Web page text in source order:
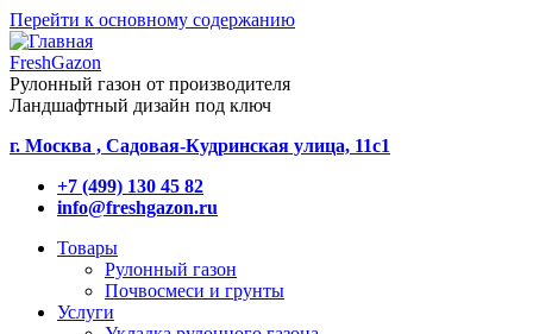
Перейти к основному содержанию
FreshGazon
Рулонный газон от производителя
Ландшафтный дизайн под ключ
г. Москва , Садовая-Кудринская улица, 11с1
+7 (499) 130 45 82
info@freshgazon.ru
Товары
Рулонный газон
Почвосмеси и грунты
Услуги